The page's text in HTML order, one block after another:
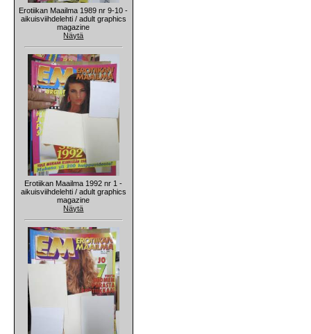
Erotiikan Maailma 1989 nr 9-10 -
aikuisviihdelehti / adult graphics
magazine
Näytä
Erotiikan Maailma 1992 nr 1 -
aikuisviihdelehti / adult graphics
magazine
Näytä